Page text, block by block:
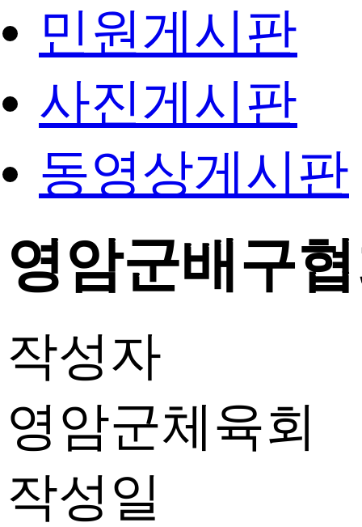
민원게시판
사진게시판
동영상게시판
영암군배구
작성자
영암군체육회
작성일